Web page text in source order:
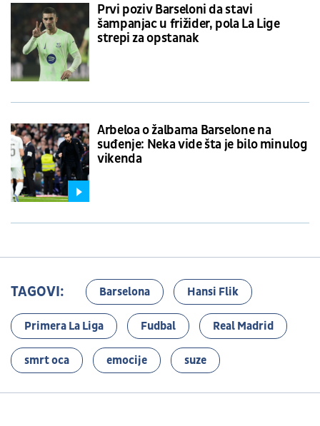
Prvi poziv Barseloni da stavi
šampanjac u frižider, pola La Lige
strepi za opstanak
Arbeloa o žalbama Barselone na
suđenje: Neka vide šta je bilo minulog
vikenda
TAGOVI: Barselona Hansi Flik
Primera La Liga Fudbal Real Madrid
smrt oca emocije suze